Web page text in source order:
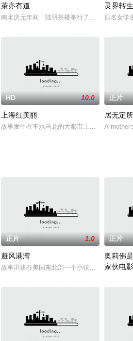
賞を
茶亦有道
南宋庆元年间，陆羽茶楼举行了斗茶大赛。获
灵界转生
四名女学
不担心后
害羞女孩，梦想自己可以成为一名流行歌手，
HD 10.0
上海红美丽
故事发生在车水马龙的大都市上海，红美丽（
正片
居无定所
A
里展开一
丧失的摄影师瑞真展开。在面对跨越视力障碍
正片 1.0
避风港湾
故事讲述在美国东北部一个小镇的农场，一个
正片
奥莉佛
家伙电